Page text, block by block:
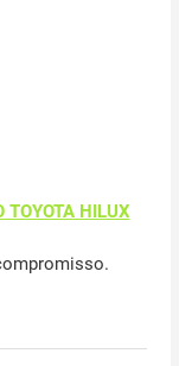
TOYOTA HILUX